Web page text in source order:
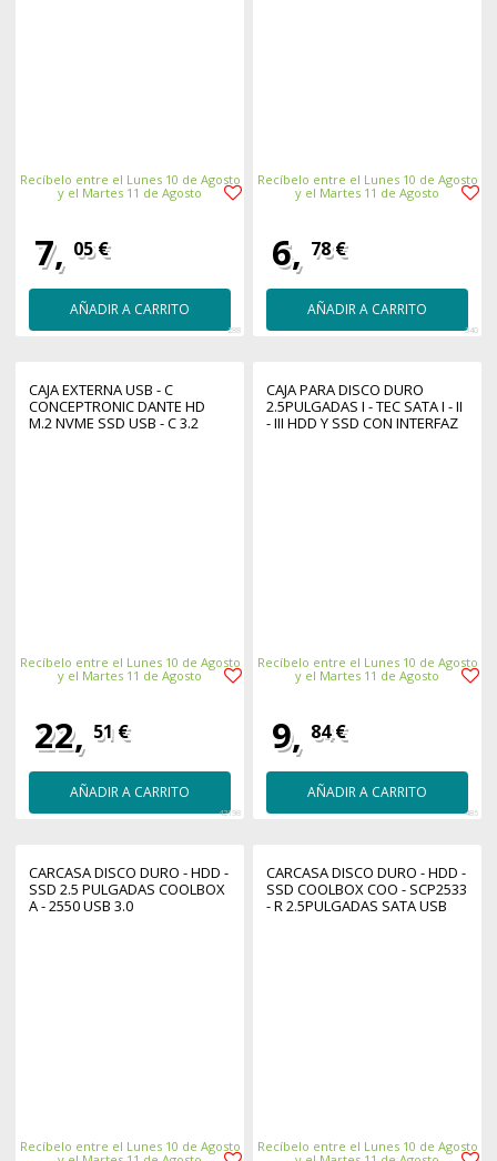
Recíbelo entre el Lunes 10 de Agosto
y el Martes 11 de Agosto
7, 05 €
AÑADIR A CARRITO
288
Recíbelo entre el Lunes 10 de Agosto
y el Martes 11 de Agosto
6, 78 €
AÑADIR A CARRITO
340
CAJA EXTERNA USB - C
CONCEPTRONIC DANTE HD
M.2 NVME SSD USB - C 3.2
Recíbelo entre el Lunes 10 de Agosto
y el Martes 11 de Agosto
22, 51 €
AÑADIR A CARRITO
42198
CAJA PARA DISCO DURO
2.5PULGADAS I - TEC SATA I - II
- III HDD Y SSD CON INTERFAZ
Recíbelo entre el Lunes 10 de Agosto
y el Martes 11 de Agosto
9, 84 €
AÑADIR A CARRITO
486
CARCASA DISCO DURO - HDD -
SSD 2.5 PULGADAS COOLBOX
A - 2550 USB 3.0
Recíbelo entre el Lunes 10 de Agosto
CARCASA DISCO DURO - HDD -
SSD COOLBOX COO - SCP2533
- R 2.5PULGADAS SATA USB
Recíbelo entre el Lunes 10 de Agosto